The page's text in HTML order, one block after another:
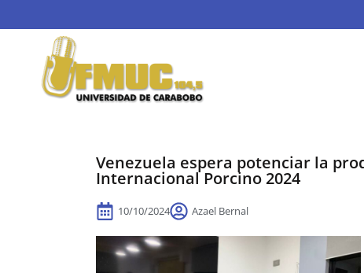
Venezuela espera potenciar la
Internacional Porcino 2024
10/10/2024 Azael Bernal